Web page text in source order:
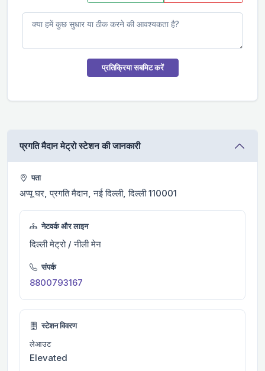
प्रतिक्रिया सबमिट करें
प्रगति मैदान मेट्रो स्टेशन की जानकारी
पता
अप्पू घर, प्रगति मैदान, नई दिल्ली, दिल्ली 110001
नेटवर्क और लाइन
दिल्ली मेट्रो / नीली मेन
संपर्क
8800793167
स्टेशन विवरण
लेआउट
Elevated